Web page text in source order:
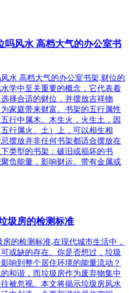
吗风水 高档大气的办公室书
水 高档大气的办公室书架,财位的
学中至关重要的概念，它代表着
择合适的财位，并摆放吉祥物
家庭带来财富。书架的五行属性
行中属木。木生火，火生土，因
行属火、土）上，可以相生相
摆放并非任何书架都适合摆放在
类型的书架：破旧或损坏的书
负能量，影响财运。带有金属或
圾房的检测标准
的检测标准,在现代城市生活中，
或缺的存在。你是否想过，垃圾
响到整个居住环境的能量流动？
和谐，而垃圾房作为废弃物集中
被忽视。本文将揭示垃圾房风水